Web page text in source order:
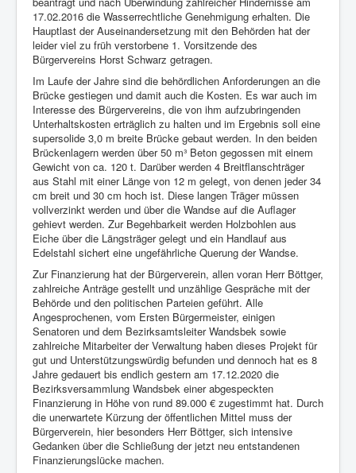
17.02.2016 die Wasserrechtliche Genehmigung erhalten. Die
Hauptlast der Auseinandersetzung mit den Behörden hat der
leider viel zu früh verstorbene 1. Vorsitzende des
Bürgervereins Horst Schwarz getragen.
Im Laufe der Jahre sind die behördlichen Anforderungen an die
Brücke gestiegen und damit auch die Kosten. Es war auch im
Interesse des Bürgervereins, die von ihm aufzubringenden
Unterhaltskosten erträglich zu halten und im Ergebnis soll eine
supersolide 3,0 m breite Brücke gebaut werden. In den beiden
Brückenlagern werden über 50 m³ Beton gegossen mit einem
Gewicht von ca. 120 t. Darüber werden 4 Breitflanschträger
aus Stahl mit einer Länge von 12 m gelegt, von denen jeder 34
cm breit und 30 cm hoch ist. Diese langen Träger müssen
vollverzinkt werden und über die Wandse auf die Auflager
gehievt werden. Zur Begehbarkeit werden Holzbohlen aus
Eiche über die Längsträger gelegt und ein Handlauf aus
Edelstahl sichert eine ungefährliche Querung der Wandse.
Zur Finanzierung hat der Bürgerverein, allen voran Herr Böttger,
zahlreiche Anträge gestellt und unzählige Gespräche mit der
Behörde und den politischen Parteien geführt. Alle
Angesprochenen, vom Ersten Bürgermeister, einigen
Senatoren und dem Bezirksamtsleiter Wandsbek sowie
zahlreiche Mitarbeiter der Verwaltung haben dieses Projekt für
gut und Unterstützungswürdig befunden und dennoch hat es 8
Jahre gedauert bis endlich gestern am 17.12.2020 die
Bezirksversammlung Wandsbek einer abgespeckten
Finanzierung in Höhe von rund 89.000 € zugestimmt hat. Durch
die unerwartete Kürzung der öffentlichen Mittel muss der
Bürgerverein, hier besonders Herr Böttger, sich intensive
Gedanken über die Schließung der jetzt neu entstandenen
Finanzierungslücke machen.